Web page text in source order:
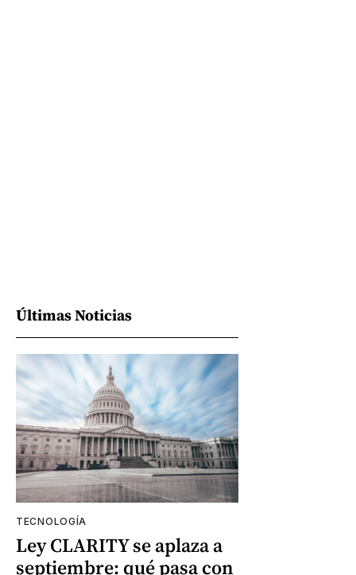
Últimas Noticias
TECNOLOGÍA
Ley CLARITY se aplaza a
septiembre: qué pasa con